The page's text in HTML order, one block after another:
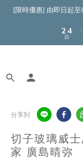
[限時優惠] 由即日起
4
2
1
6
4
3
日
:
分享到
切子玻璃威
家 廣島晴弥